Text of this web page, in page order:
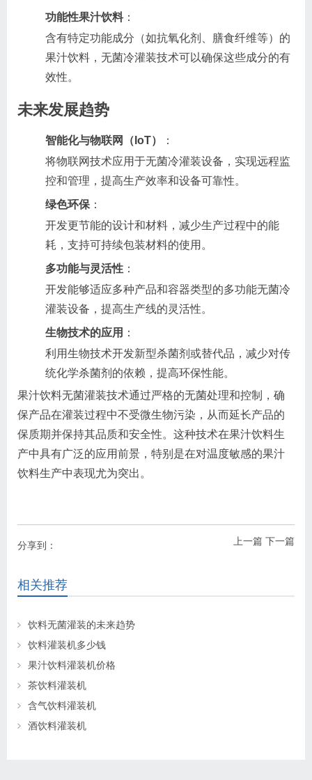
功能性果汁饮料：
含有特定功能成分（如抗氧化剂、膳食纤维等）的
果汁饮料，无菌冷灌装技术可以确保这些成分的有
效性。
未来发展趋势
智能化与物联网（IoT）
：
将物联网技术应用于无菌冷灌装设备，实现远程监
控和管理，提高生产效率和设备可靠性。
绿色环保 ：
开发更节能的设计和材料，减少生产过程中的能
耗，支持可持续包装材料的使用。
多功能与灵活性 ：
开发能够适应多种产品和容器类型的多功能无菌冷
灌装设备，提高生产线的灵活性。
生物技术的应用 ：
利用生物技术开发新型杀菌剂或替代品，减少对传
统化学杀菌剂的依赖，提高环保性能。
果汁饮料无菌灌装技术通过严格的无菌处理和控制，确
保产品在灌装过程中不受微生物污染，从而延长产品的
保质期并保持其品质和安全性。这种技术在果汁饮料生
产中具有广泛的应用前景，特别是在对温度敏感的果汁
饮料生产中表现尤为突出。
上一篇 下一篇
分享到：
相关推荐
饮料无菌灌装的未来趋势
饮料灌装机多少钱
果汁饮料灌装机价格
茶饮料灌装机
含气饮料灌装机
酒饮料灌装机